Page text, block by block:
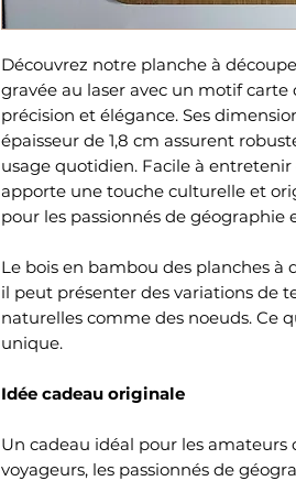
Découvrez notre planche à
gravée au laser avec un motif
précision et élégance. Ses
épaisseur de 1,8 cm assurent
usage quotidien. Facile à
apporte une touche culturelle et
pour les passionnés de géographie
Le bois en bambou des planches
il peut présenter des variations de
naturelles comme des noeuds. Ce
unique.
Idée cadeau originale
Un cadeau idéal pour les amateurs
voyageurs, les passionnés de